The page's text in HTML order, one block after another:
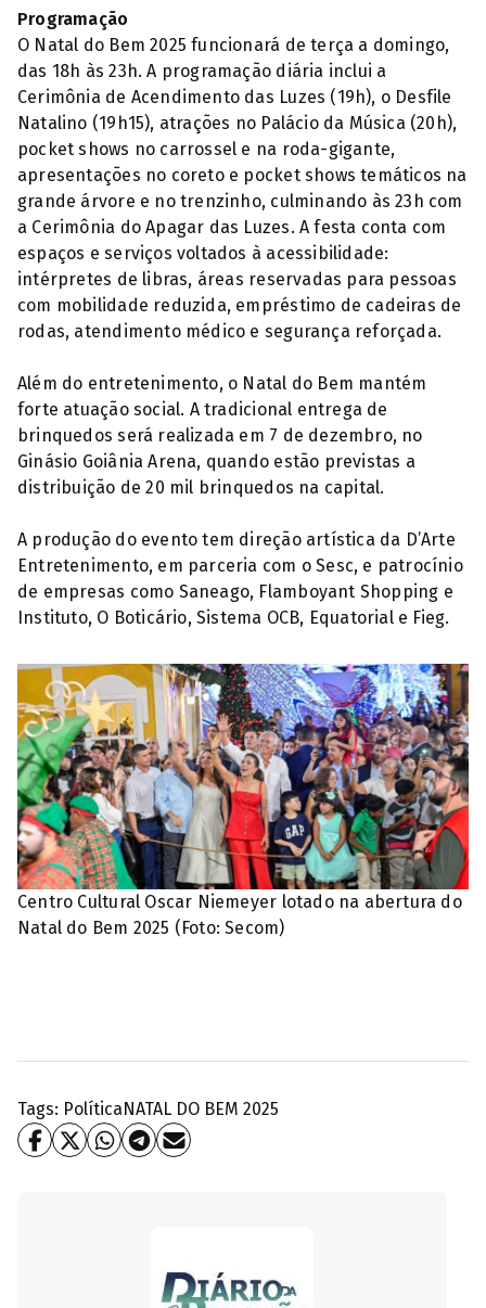
Programação
O Natal do Bem 2025 funcionará de terça a domingo,
das 18h às 23h. A programação diária inclui a
Cerimônia de Acendimento das Luzes (19h), o Desfile
Natalino (19h15), atrações no Palácio da Música (20h),
pocket shows no carrossel e na roda-gigante,
apresentações no coreto e pocket shows temáticos na
grande árvore e no trenzinho, culminando às 23h com
a Cerimônia do Apagar das Luzes. A festa conta com
espaços e serviços voltados à acessibilidade:
intérpretes de libras, áreas reservadas para pessoas
com mobilidade reduzida, empréstimo de cadeiras de
rodas, atendimento médico e segurança reforçada.
Além do entretenimento, o Natal do Bem mantém
forte atuação social. A tradicional entrega de
brinquedos será realizada em 7 de dezembro, no
Ginásio Goiânia Arena, quando estão previstas a
distribuição de 20 mil brinquedos na capital.
A produção do evento tem direção artística da D’Arte
Entretenimento, em parceria com o Sesc, e patrocínio
de empresas como Saneago, Flamboyant Shopping e
Instituto, O Boticário, Sistema OCB, Equatorial e Fieg.
Centro Cultural Oscar Niemeyer lotado na abertura do
Natal do Bem 2025 (Foto: Secom)
Tags: Política NATAL DO BEM 2025